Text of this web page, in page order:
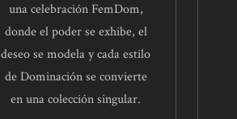
una celebración FemDom,
donde el poder se exhibe, el
deseo se modela y cada estilo
de Dominación se convierte
en una colección singular.